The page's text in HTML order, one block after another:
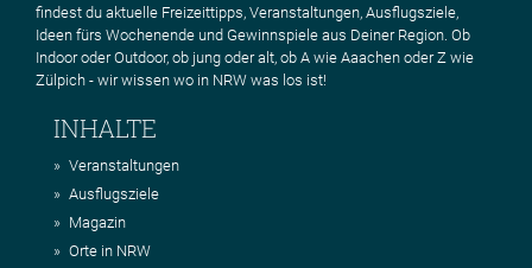
findest du aktuelle Freizeittipps, Veranstaltungen, Ausflugsziele,
Ideen fürs Wochenende und Gewinnspiele aus Deiner Region. Ob
Indoor oder Outdoor, ob jung oder alt, ob A wie Aaachen oder Z wie
Zülpich - wir wissen wo in NRW was los ist!
INHALTE
Veranstaltungen
Ausflugsziele
Magazin
Orte in NRW